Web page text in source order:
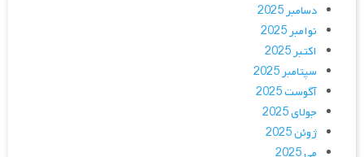
دسامبر 2025
نوامبر 2025
اکتبر 2025
سپتامبر 2025
آگوست 2025
جولای 2025
ژوئن 2025
می 2025